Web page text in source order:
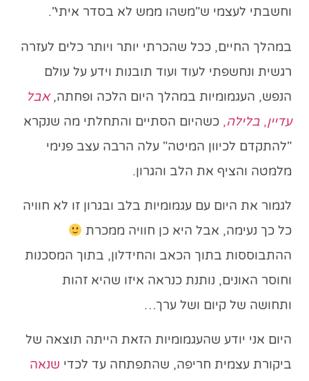
וחשבתי לעצמי ש"משהו ממש לא בסדר איתי".
במהלך החיים, ככל שהכרתי יותר ויותר כלים לעזרה
רגשית ונחשפתי לעוד ועוד תובנות וידע על עולם
הנפש, העגמומיות במהלך היום הלכה ופחתה, אבל
עדיין, בלילה, כשהיום הסתיים והתחלתי מה שנקרא
"להתקדם לכיוון המיטה" עלה הרבה עצב פנימי
מלמטה והציף את הלב והגרון.
לגמור את היום עם עגמומיות בלב ובגרון זו לא חוויה
כל כך נעימה, אבל היא כן חוויה ממכרת
ההתבוססות בתוך הכאב והחידלון, בתוך המסכנות
וחוסר האונים, נותנת כנראה איזו שהיא זהות
ותחושה של קיום ושל ערך…
היום אני יודע שהעגמומיות הזאת הייתה תוצאה של
ביקורת עצמית חריפה, שהתפתחה עד לכדי שנאה